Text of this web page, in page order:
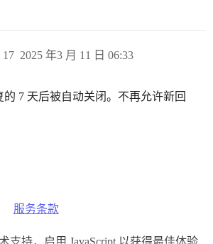
2025 年3 月 11 日 06:33
17
7 天后被自动关闭。不再允许新回
服务条款